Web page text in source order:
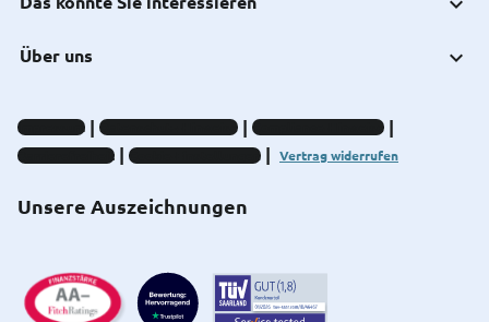
Über uns
Unsere Auszeichnungen
Impressum Datenschutz-Hinweise
Compliance-Hinweise
Barrierefreiheit
Cookie-Einstellungen Vertrag widerrufen